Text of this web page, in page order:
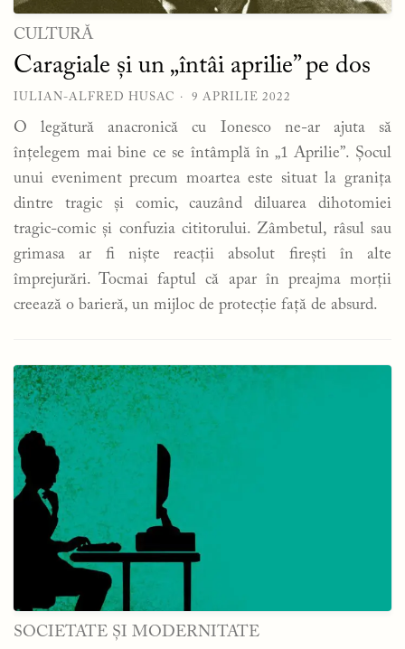
CULTURĂ
Caragiale și un „întâi aprilie” pe dos
IULIAN-ALFRED HUSAC 9 APRILIE 2022
O legătură anacronică cu Ionesco ne-ar ajuta să
înțelegem mai bine ce se întâmplă în „1 Aprilie”. Șocul
unui eveniment precum moartea este situat la granița
dintre tragic și comic, cauzând diluarea dihotomiei
tragic-comic și confuzia cititorului. Zâmbetul, râsul sau
grimasa ar fi niște reacții absolut firești în alte
împrejurări. Tocmai faptul că apar în preajma morții
creează o barieră, un mijloc de protecție față de absurd.
SOCIETATE ȘI MODERNITATE